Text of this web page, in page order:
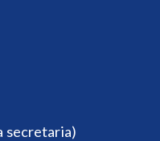
secretaria)